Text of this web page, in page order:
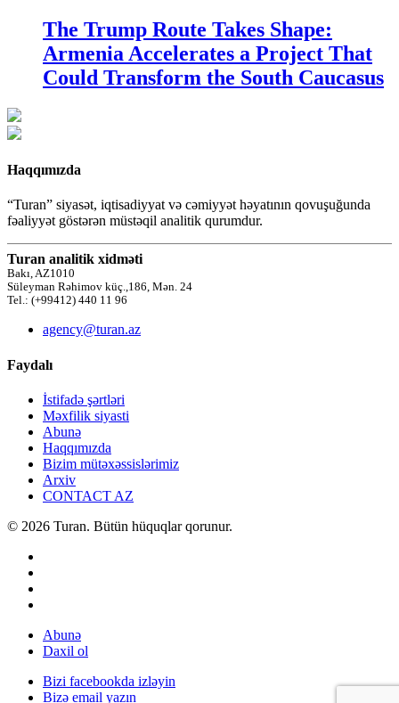
The Trump Route Takes Shape:
Armenia Accelerates a Project That
Could Transform the South Caucasus
Haqqımızda
“Turan” siyasət, iqtisadiyyat və cəmiyyət həyatının qovuşuğunda
fəaliyyət göstərən müstəqil analitik qurumdur.
Turan analitik xidməti
Bakı, AZ1010
Süleyman Rəhimov küç.,186, Mən. 24
Tel.: (+99412) 440 11 96
agency@turan.az
Faydalı
İstifadə şərtləri
Məxfilik siyasti
Abunə
Haqqımızda
Bizim mütəxəssislərimiz
Arxiv
CONTACT AZ
© 2026 Turan. Bütün hüquqlar qorunur.
Abunə
Daxil ol
Bizi facebookda izləyin
Bizə email yazın